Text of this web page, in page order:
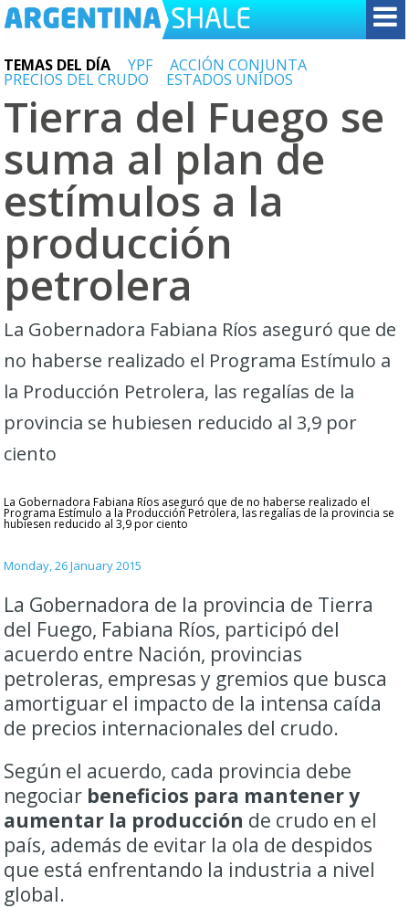
TEMAS DEL DÍA YPF ACCIÓN CONJUNTA
PRECIOS DEL CRUDO ESTADOS UNIDOS
Tierra del Fuego se
suma al plan de
estímulos a la
producción
petrolera
La Gobernadora Fabiana Ríos aseguró que de
no haberse realizado el Programa Estímulo a
la Producción Petrolera, las regalías de la
provincia se hubiesen reducido al 3,9 por
ciento
La Gobernadora Fabiana Ríos aseguró que de no haberse realizado el
Programa Estímulo a la Producción Petrolera, las regalías de la provincia se
hubiesen reducido al 3,9 por ciento
Monday, 26 January 2015
La Gobernadora de la provincia de Tierra
del Fuego, Fabiana Ríos, participó del
acuerdo entre Nación, provincias
petroleras, empresas y gremios que busca
amortiguar el impacto de la intensa caída
de precios internacionales del crudo.
Según el acuerdo, cada provincia debe
negociar beneficios para mantener y
aumentar la producción de crudo en el
país, además de evitar la ola de despidos
que está enfrentando la industria a nivel
global.